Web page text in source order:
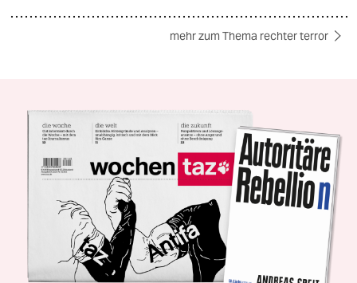
mehr zum Thema rechter terror